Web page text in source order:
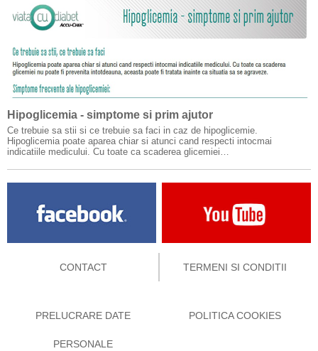
Hipoglicemia - simptome si prim ajutor
Ce trebuie sa stii si ce trebuie sa faci in caz de hipoglicemie.
Hipoglicemia poate aparea chiar si atunci cand respecti intocmai
indicatiile medicului. Cu toate ca scaderea glicemiei…
CONTACT TERMENI SI CONDITII
PRELUCRARE DATE
PERSONALE
POLITICA COOKIES